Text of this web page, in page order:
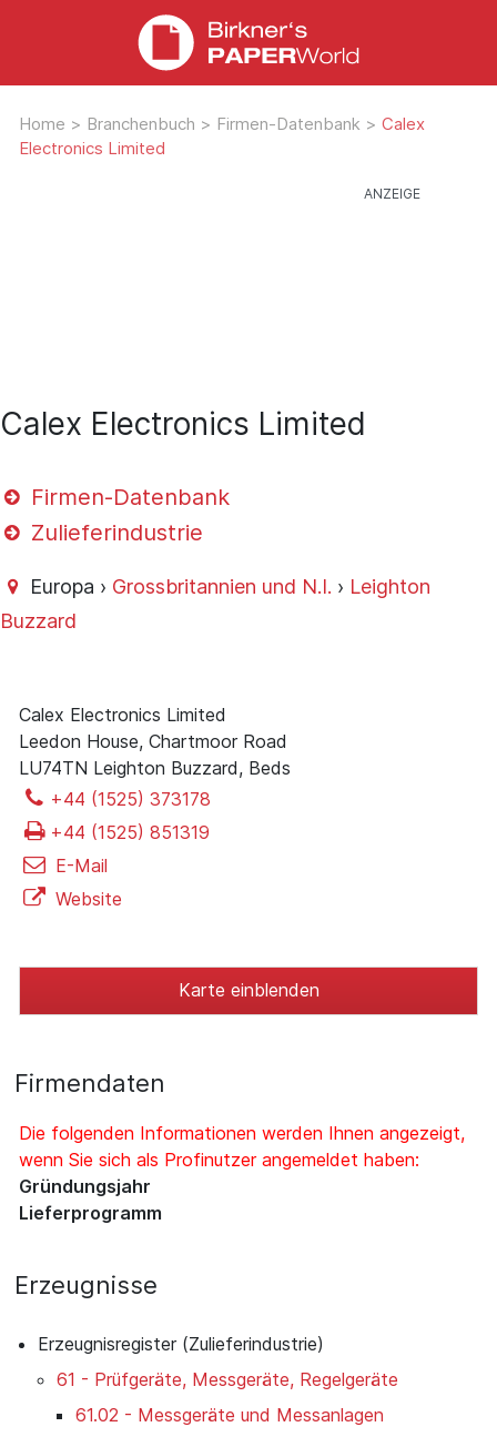
Home > Branchenbuch > Firmen-Datenbank > Calex
Electronics Limited
Calex Electronics Limited
Firmen-Datenbank
Zulieferindustrie
Europa › Grossbritannien und N.I. › Leighton
Buzzard
Calex Electronics Limited
Leedon House, Chartmoor Road
LU74TN Leighton Buzzard, Beds
+44 (1525) 373178
+44 (1525) 851319
E-Mail
Website
Karte einblenden
Firmendaten
Die folgenden Informationen werden Ihnen angezeigt,
wenn Sie sich als Profinutzer angemeldet haben:
Gründungsjahr
Lieferprogramm
Erzeugnisse
Erzeugnisregister (Zulieferindustrie)
61 - Prüfgeräte, Messgeräte, Regelgeräte
61.02 - Messgeräte und Messanlagen